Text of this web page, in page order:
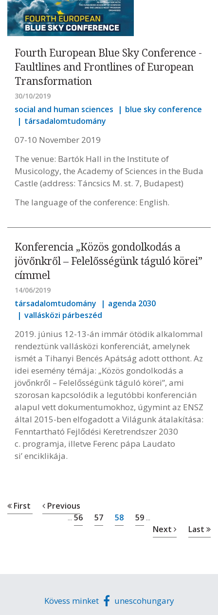
Fourth European Blue Sky Conference -
Faultlines and Frontlines of European
Transformation
30/10/2019
social and human sciences
blue sky conference
társadalomtudomány
07-10 November 2019
The venue: Bartók Hall in the Institute of
Musicology, the Academy of Sciences in the Buda
Castle (address: Táncsics M. st. 7, Budapest)
The language of the conference: English.
Konferencia „Közös gondolkodás a
jövőnkről – Felelősségünk táguló körei”
címmel
14/06/2019
társadalomtudomány
agenda 2030
vallásközi párbeszéd
2019. június 12-13-án immár ötödik alkalommal
rendeztünk vallásközi konferenciát, amelynek
ismét a Tihanyi Bencés Apátság adott otthont. Az
idei esemény témája: „Közös gondolkodás a
jövőnkről – Felelősségünk táguló körei”, ami
szorosan kapcsolódik a legutóbbi konferencián
alapul vett dokumentumokhoz, úgymint az ENSZ
által 2015-ben elfogadott a Világunk átalakítása:
Fenntartható Fejlődési Keretrendszer 2030
c. programja, illetve Ferenc pápa Laudato
si’ enciklikája.
First Previous
... 56 57 58 59 ...
Next Last
Kövess minket unescohungary